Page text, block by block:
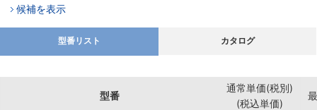
候補を表示
型番リスト カタログ
型番
通常単価(税別)
(税込単価)